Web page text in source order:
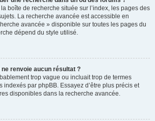
boîte de recherche située sur l’index, les pages des
La recherche avancée est accessible en
avancée » disponible sur toutes les pages du
dépend du style utilisé.
renvoie aucun résultat ?
trop vague ou incluait trop de termes
indexés par phpBB. Essayez d’être plus précis et
disponibles dans la recherche avancée.